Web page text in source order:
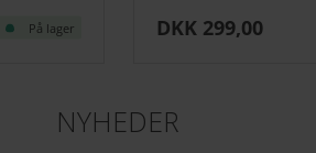
På lager DKK 299,00
NYHEDER